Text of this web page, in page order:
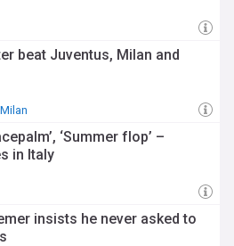
beat Juventus, Milan and
‘Summer flop’ –
in Italy
insists he never asked to